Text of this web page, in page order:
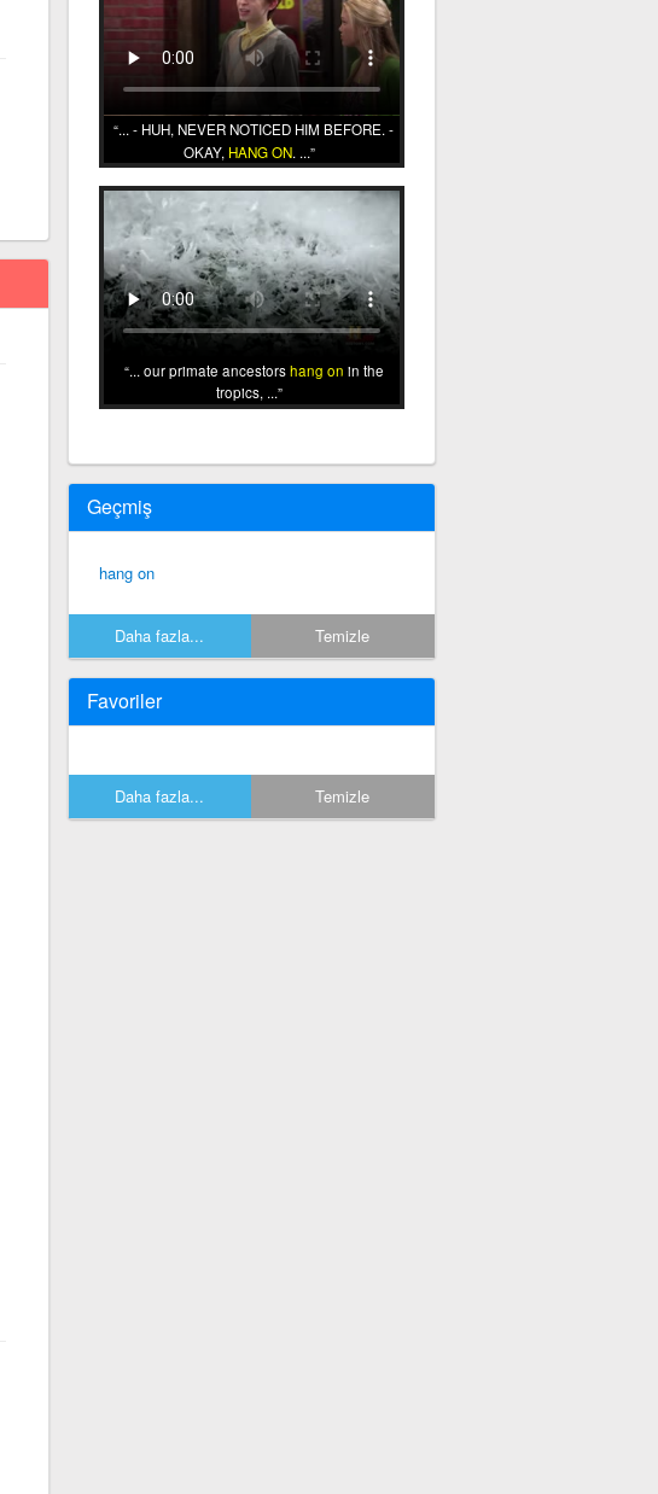
... - HUH, NEVER NOTICED HIM BEFORE. -
OKAY, HANG ON. ...
... our primate ancestorshang on in the
tropics, ...
Geçmiş
hang on
Daha fazla... Temizle
Favoriler
Daha fazla... Temizle